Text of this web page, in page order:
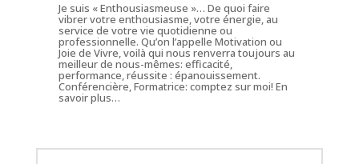
Je suis « Enthousiasmeuse »… De quoi faire
vibrer votre enthousiasme, votre énergie, au
service de votre vie quotidienne ou
professionnelle. Qu’on l’appelle Motivation ou
Joie de Vivre, voilà qui nous renverra toujours au
meilleur de nous-mêmes: efficacité,
performance, réussite : épanouissement.
Conférencière, Formatrice: comptez sur moi!En
savoir plus…